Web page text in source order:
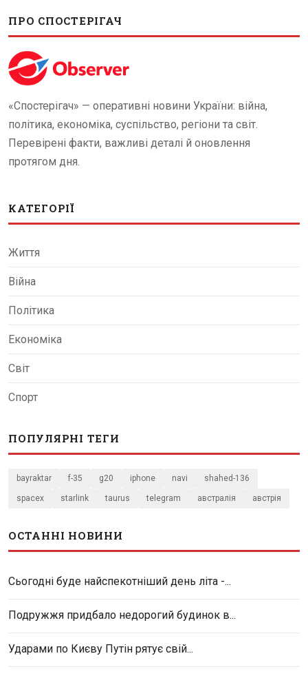
ПРО СПОСТЕРІГАЧ
«Спостерігач» — оперативні новини України: війна,
політика, економіка, суспільство, регіони та світ.
Перевірені факти, важливі деталі й оновлення
протягом дня.
КАТЕГОРІЇ
Життя
Війна
Політика
Економіка
Світ
Спорт
ПОПУЛЯРНІ ТЕГИ
bayraktar f-35 g20 iphone navi shahed-136
spacex starlink taurus telegram австралія австрія
ОСТАННІ НОВИНИ
Сьогодні буде найспекотніший день літа -...
Подружжя придбало недорогий будинок в...
Ударами по Києву Путін рятує свій...